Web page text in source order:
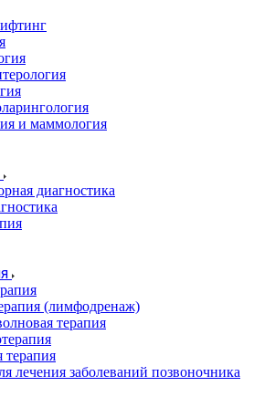
и маммология
диагностика
(лимфодренаж)
терапия
терапия
лечения заболеваний позвоночника